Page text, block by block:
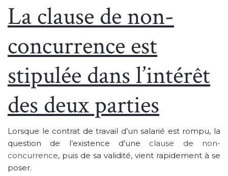
La clause de non-
concurrence est
stipulée dans l’intérêt
des deux parties
Lorsque le contrat de travail d’un salarié est rompu, la
question de l’existence d’une clause de non-
concurrence, puis de sa validité, vient rapidement à se
poser.